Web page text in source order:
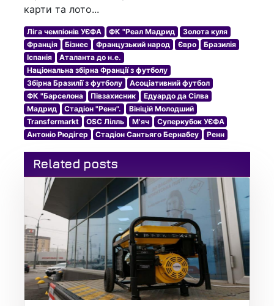
карти та лото...
Ліга чемпіонів УЄФА ФК "Реал Мадрид
Золота куля
Франція
Бізнес Французький народ Євро
Бразилія
Іспанія
Аталанта до н.е.
Національна збірна Франції з футболу
Збірна Бразилії з футболу
Асоціативний футбол
ФК "Барселона
Півзахисник
Едуардо да Сілва
Мадрид
Стадіон "Ренн".
Вініцій Молодший
Transfermarkt
OSC Лілль М'яч
Суперкубок УЄФА
Антоніо Рюдігер
Стадіон Сантьяго Бернабеу Ренн
Related posts